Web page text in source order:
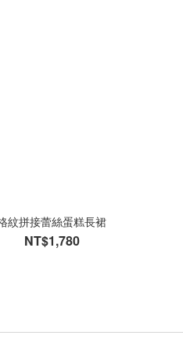
紋拼接蕾絲蛋糕長裙
NT$1,780